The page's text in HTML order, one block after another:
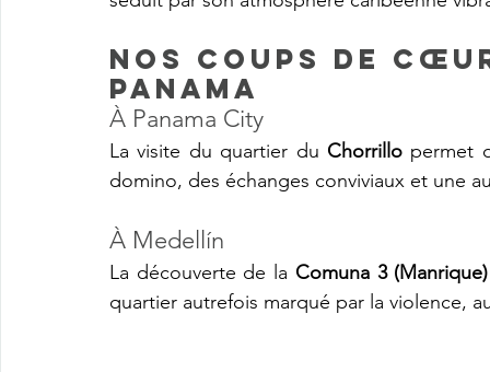
Nos coups de
panama
À Panama City
La visite du quartier du Chorrillo permet
domino, des échanges conviviaux et une
À Medellín
La découverte de la Comuna 3 (Manrique)
quartier autrefois marqué par la violence,